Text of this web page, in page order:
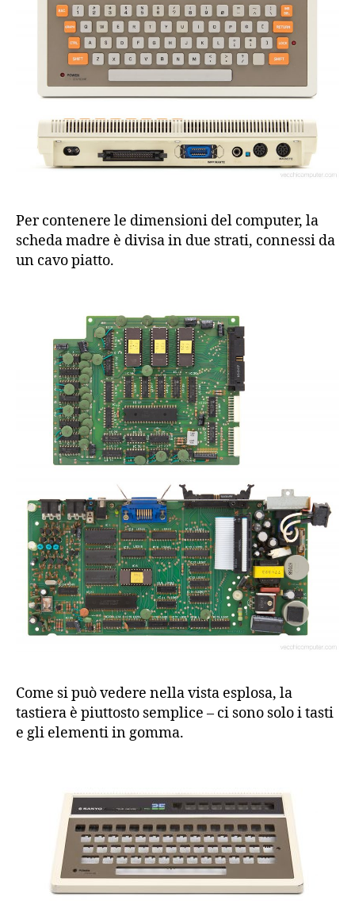
Per contenere le dimensioni del computer, la
scheda madre è divisa in due strati, connessi da
un cavo piatto.
Come si può vedere nella vista esplosa, la
tastiera è piuttosto semplice – ci sono solo i tasti
e gli elementi in gomma.